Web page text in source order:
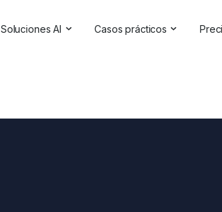
Soluciones AI
Asistente de marca
Casos prácticos
Estudios de mercado